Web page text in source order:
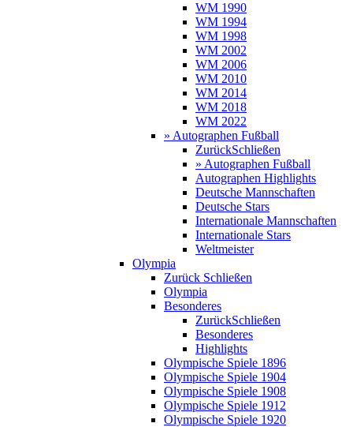
WM 1990
WM 1994
WM 1998
WM 2002
WM 2006
WM 2010
WM 2014
WM 2018
WM 2022
» Autographen Fußball
ZurückSchließen
» Autographen Fußball
Autographen Highlights
Deutsche Mannschaften
Deutsche Stars
Internationale Mannschaften
Internationale Stars
Weltmeister
Olympia
Zurück Schließen
Olympia
Besonderes
ZurückSchließen
Besonderes
Highlights
Olympische Spiele 1896
Olympische Spiele 1904
Olympische Spiele 1908
Olympische Spiele 1912
Olympische Spiele 1920